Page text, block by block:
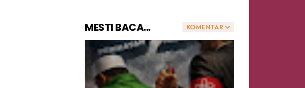
KOMENTAR
MESTI BACA...